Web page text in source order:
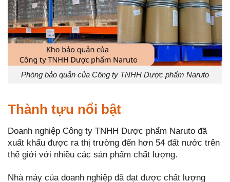
Phòng bảo quản của Công ty TNHH Dược phẩm Naruto
Thành tựu nổi bật
Doanh nghiệp Công ty TNHH Dược phẩm Naruto đã
xuất khẩu được ra thị trường đến hơn 54 đất nước trên
thế giới với nhiều các sản phẩm chất lượng.
Nhà máy của doanh nghiệp đã đạt được chất lượng